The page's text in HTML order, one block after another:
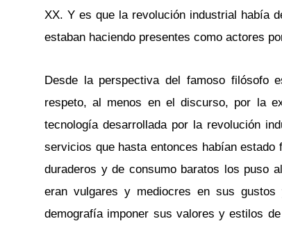
XX. Y es que la revolución industrial había
estaban haciendo presentes como actores
Desde la perspectiva del famoso filósofo
respeto, al menos en el discurso, por la
tecnología desarrollada por la revolución
servicios que hasta entonces habían
duraderos y de consumo baratos los puso
eran vulgares y mediocres en sus
demografía imponer sus valores y estilos